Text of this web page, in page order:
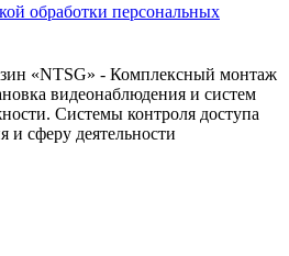
обработки персональных
«NTSG» - Комплексный монтаж
видеонаблюдения и систем
Системы контроля доступа
сферу деятельности